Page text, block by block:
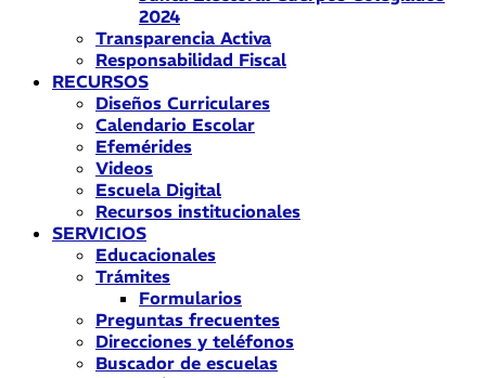
2024
Transparencia Activa
Responsabilidad Fiscal
RECURSOS
Diseños Curriculares
Calendario Escolar
Efemérides
Videos
Escuela Digital
Recursos institucionales
SERVICIOS
Educacionales
Trámites
Formularios
Preguntas frecuentes
Direcciones y teléfonos
Buscador de escuelas